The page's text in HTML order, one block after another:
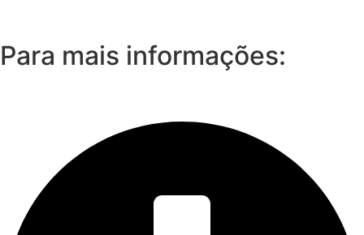
Para mais informações: